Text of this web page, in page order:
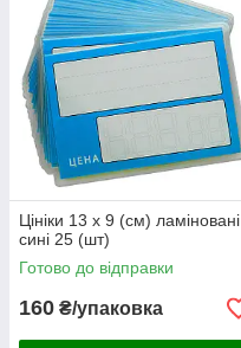
Цініки 13 х 9 (см) ламіновані
сині 25 (шт)
Готово до відправки
160 ₴/упаковка